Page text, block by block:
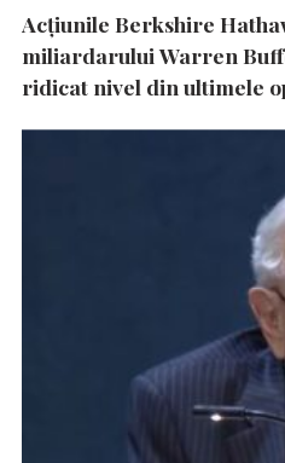
Acțiunile Berkshire
miliardarului Warren
ridicat nivel din ultimele